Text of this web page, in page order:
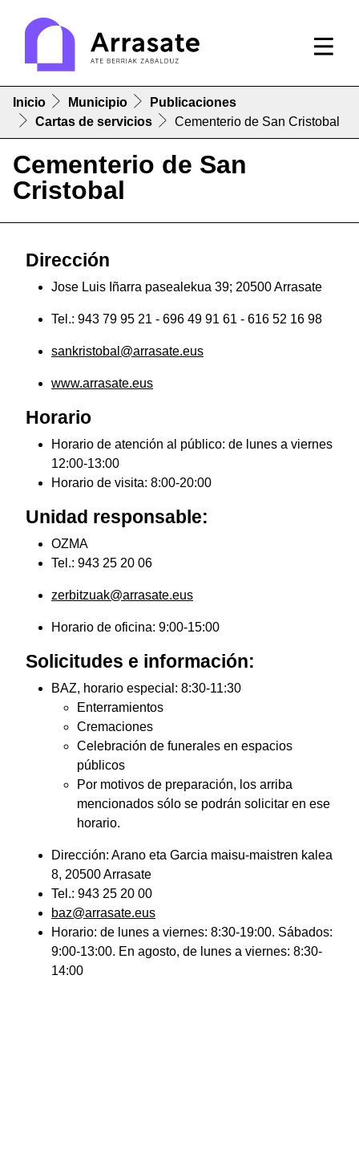
Inicio Municipio
Publicaciones
Cartas de servicios
Cementerio de San Cristobal
Cementerio de San
Cristobal
Dirección
Jose Luis Iñarra pasealekua 39; 20500 Arrasate
Tel.: 943 79 95 21 - 696 49 91 61 - 616 52 16 98
sankristobal@arrasate.eus
www.arrasate.eus
Horario
Horario de atención al público: de lunes a viernes
12:00-13:00
Horario de visita: 8:00-20:00
Unidad responsable:
OZMA
Tel.: 943 25 20 06
zerbitzuak@arrasate.eus
Horario de oficina: 9:00-15:00
Solicitudes e información:
BAZ, horario especial: 8:30-11:30
Enterramientos
Cremaciones
Celebración de funerales en espacios
públicos
Por motivos de preparación, los arriba
mencionados sólo se podrán solicitar en ese
horario.
Dirección: Arano eta Garcia maisu-maistren kalea
8, 20500 Arrasate
Tel.: 943 25 20 00
baz@arrasate.eus
Horario: de lunes a viernes: 8:30-19:00. Sábados:
9:00-13:00. En agosto, de lunes a viernes: 8:30-
14:00